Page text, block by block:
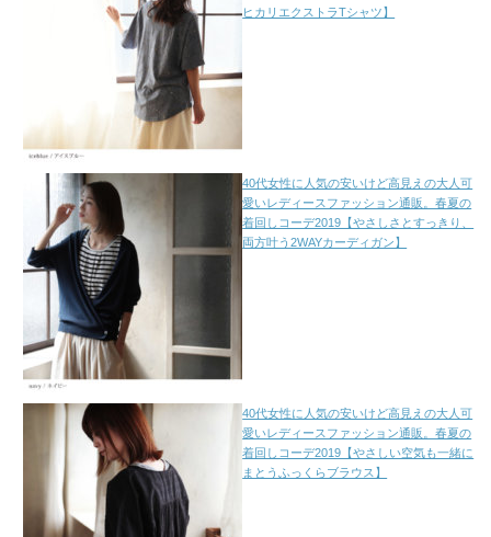
ヒカリエクストラTシャツ】
40代女性に人気の安いけど高見えの大人可
愛いレディースファッション通販。春夏の
着回しコーデ2019【やさしさとすっきり、
両方叶う2WAYカーディガン】
40代女性に人気の安いけど高見えの大人可
愛いレディースファッション通販。春夏の
着回しコーデ2019【やさしい空気も一緒に
まとうふっくらブラウス】